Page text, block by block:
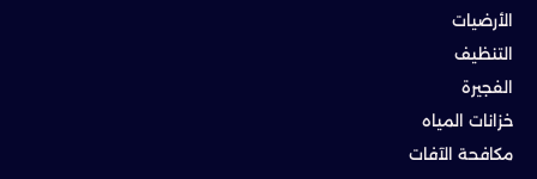
الأرضيات
التنظيف
الفجيرة
خزانات المياه
مكافحة الآفات